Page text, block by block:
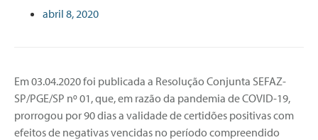
abril 8, 2020
Em 03.04.2020 foi publicada a Resolução Conjunta SEFAZ-
SP/PGE/SP nº 01, que, em razão da pandemia de COVID-19,
prorrogou por 90 dias a validade de certidões positivas com
efeitos de negativas vencidas no período compreendido